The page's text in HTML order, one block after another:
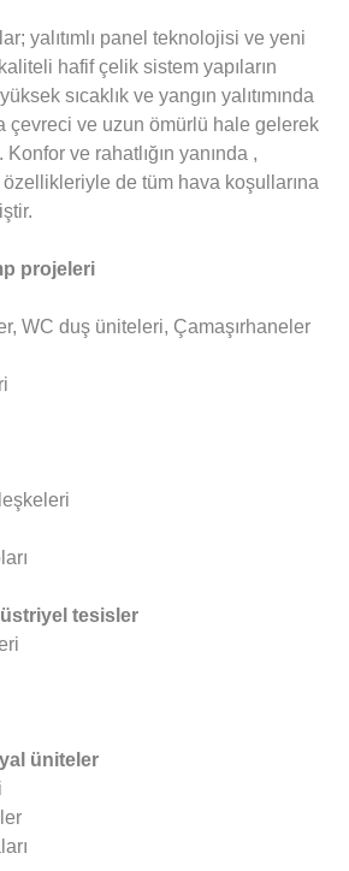
yalıtımlı panel teknolojisi ve yeni
hafif çelik sistem yapıların
sıcaklık ve yangın yalıtımında
çevreci ve uzun ömürlü hale gelerek
ve rahatlığın yanında ,
de tüm hava koşullarına
projeleri
WC duş üniteleri, Çamaşırhaneler
tesisler
üniteler